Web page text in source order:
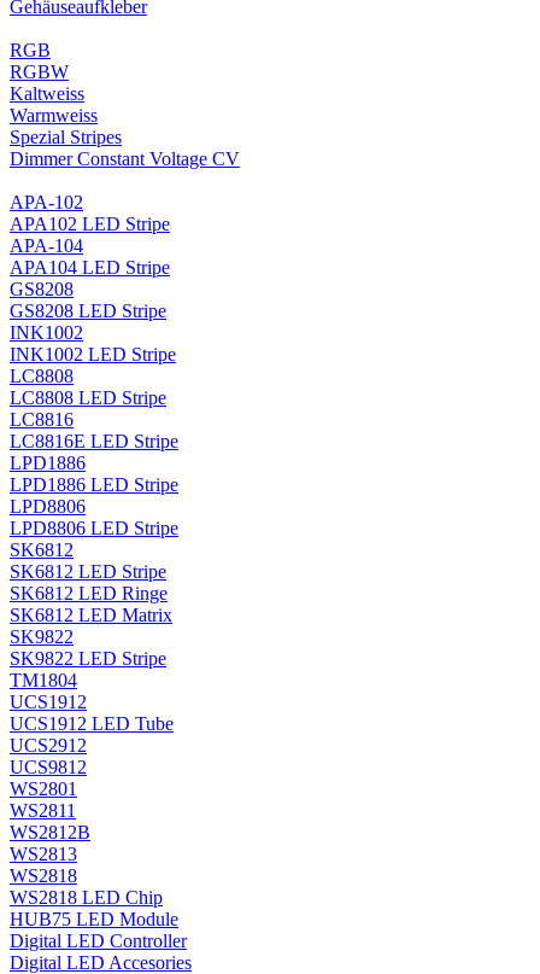
Gehäuseaufkleber
RGB
RGBW
Kaltweiss
Warmweiss
Spezial Stripes
Dimmer Constant Voltage CV
APA-102
APA102 LED Stripe
APA-104
APA104 LED Stripe
GS8208
GS8208 LED Stripe
INK1002
INK1002 LED Stripe
LC8808
LC8808 LED Stripe
LC8816
LC8816E LED Stripe
LPD1886
LPD1886 LED Stripe
LPD8806
LPD8806 LED Stripe
SK6812
SK6812 LED Stripe
SK6812 LED Ringe
SK6812 LED Matrix
SK9822
SK9822 LED Stripe
TM1804
UCS1912
UCS1912 LED Tube
UCS2912
UCS9812
WS2801
WS2811
WS2812B
WS2813
WS2818
WS2818 LED Chip
HUB75 LED Module
Digital LED Controller
Digital LED Accesories